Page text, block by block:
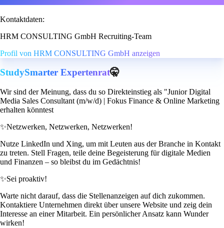
Kontaktdaten:
HRM CONSULTING GmbH Recruiting-Team
Profil von HRM CONSULTING GmbH anzeigen
StudySmarter Expertenrat🤫
Wir sind der Meinung, dass du so Direkteinstieg als "Junior Digital
Media Sales Consultant (m/w/d) | Fokus Finance & Online Marketing
erhalten könntest
✨Netzwerken, Netzwerken, Netzwerken!
Nutze LinkedIn und Xing, um mit Leuten aus der Branche in Kontakt
zu treten. Stell Fragen, teile deine Begeisterung für digitale Medien
und Finanzen – so bleibst du im Gedächtnis!
✨Sei proaktiv!
Warte nicht darauf, dass die Stellenanzeigen auf dich zukommen.
Kontaktiere Unternehmen direkt über unsere Website und zeig dein
Interesse an einer Mitarbeit. Ein persönlicher Ansatz kann Wunder
wirken!